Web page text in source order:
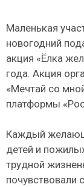
Маленькая
новогодний
акция «Ёлка
года. Акция
«Мечтай со
платформы
Каждый
детей и
трудной
почувствовали